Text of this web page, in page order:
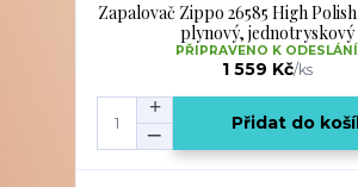
Zapalovač Zippo 26585 High
plynový, jednotryskový
1 559 Kč/ks
PŘIPRAVENO K ODESLÁNÍ
Přidat do